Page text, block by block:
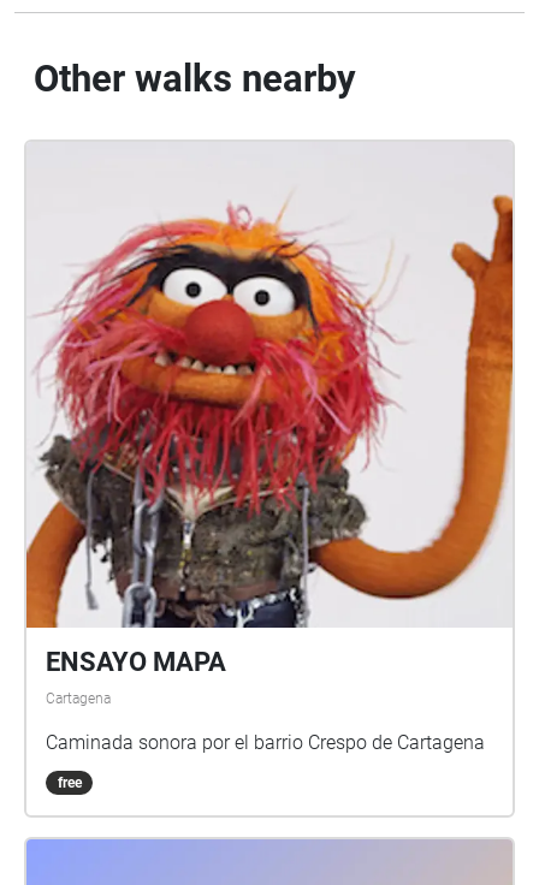
Other walks nearby
ENSAYO MAPA
Cartagena
Caminada sonora por el barrio Crespo de Cartagena
free